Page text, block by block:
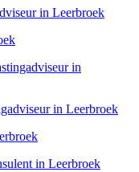
in Leerbroek
in
in Leerbroek
in Leerbroek